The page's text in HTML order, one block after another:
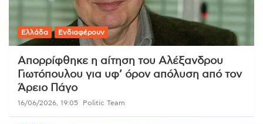
Ελλάδα Ενδιαφέρουν
Απορρίφθηκε η αίτηση του Αλέξανδρου
Γιωτόπουλου για υφ’ όρον απόλυση από τον
Άρειο Πάγο
16/06/2026, 19:05 Politic Team